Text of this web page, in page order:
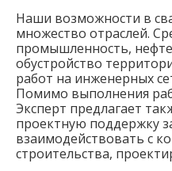
Наши возможности в
множество отраслей.
промышленность,
обустройство
работ на инженерных
Помимо выполнения
Эксперт предлагает
проектную поддержку
взаимодействовать с
строительства,